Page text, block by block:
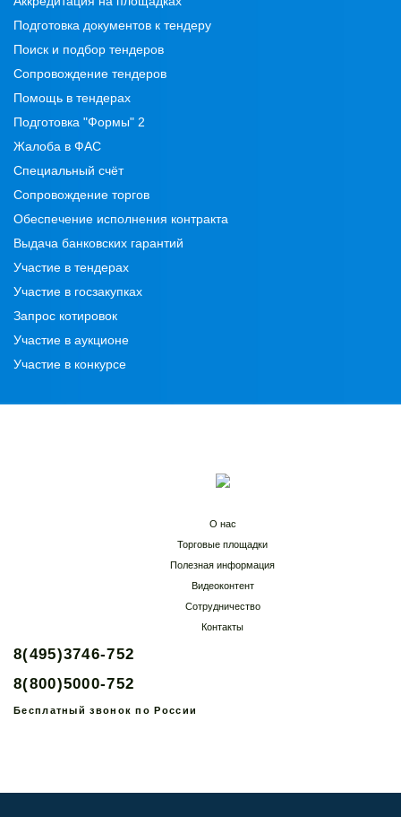
Подготовка документов к тендеру
Поиск и подбор тендеров
Сопровождение тендеров
Помощь в тендерах
Подготовка "Формы" 2
Жалоба в ФАС
Специальный счёт
Сопровождение торгов
Обеспечение исполнения контракта
Выдача банковских гарантий
Участие в тендерах
Участие в госзакупках
Запрос котировок
Участие в аукционе
Участие в конкурсе
О нас
Торговые площадки
Полезная информация
Видеоконтент
Сотрудничество
Контакты
8(495)3746-752
8(800)5000-752
Бесплатный звонок по России